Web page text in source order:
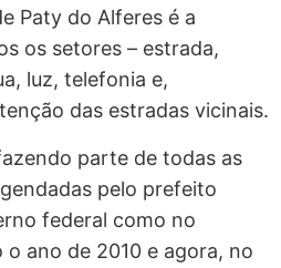
Paty do Alferes é a
os setores – estrada,
luz, telefonia e,
das estradas vicinais.
parte de todas as
pelo prefeito
federal como no
ano de 2010 e agora, no